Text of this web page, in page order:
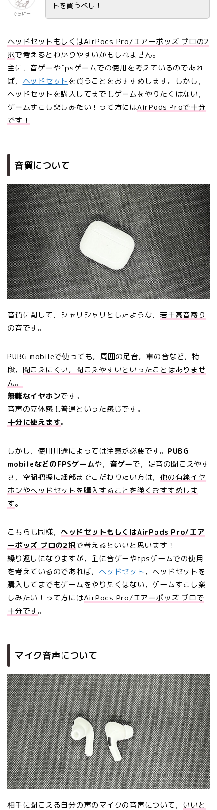
でらにー
トを買うべし！
ヘッドセットもしくはAirPods Pro/エアーポッズ プロの2
択で考えるとわかりやすいかもしれません。
主に，音ゲーやfpsゲームでの使用を考えているのであれ
ば， ヘッドセットを買うことをおすすめします。しかし，
ヘッドセットを購入してまでもゲームをやりたくはない，
ゲームすこし楽しみたい！って方にはAirPods Proで十分
です！
音質について
音質に関して，シャリシャリとしたような，若干高音寄り
の音です。
PUBG mobileで使っても，周囲の足音，車の音など，特
段， 聞こえにくい，聞こえやすいといったことはありませ
ん。
無難なイヤホンです。
音声の立体感も普通といった感じです。
十分に使えます。
しかし，使用用途によっては注意が必要です。 PUBG
mobileなどのFPSゲームや， 音ゲーで，足音の聞こえやす
さ，空間把握に細部までこだわりたい方は， 他の有線イヤ
ホンやヘッドセットを購入することを強くおすすめしま
す。
こちらも同様，ヘッドセットもしくはAirPods Pro/エア
ーポッズ プロの2択で考えるといいと思います！
繰り返しになりますが，主に音ゲーやfpsゲームでの使用
を考えているのであれば， ヘッドセット，ヘッドセットを
購入してまでもゲームをやりたくはない，ゲームすこし楽
しみたい！って方にはAirPods Pro/エアーポッズ プロで
十分です。
マイク音声について
相手に聞こえる自分の声のマイクの音声について， いいと